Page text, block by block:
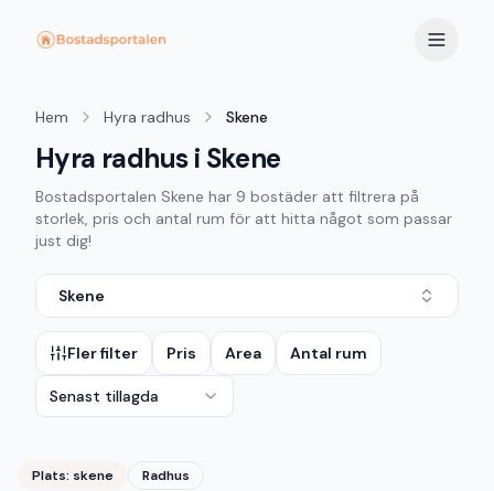
Hem Hyra radhus Skene
Hyra radhus i Skene
Bostadsportalen Skene har 9 bostäder att filtrera på
storlek, pris och antal rum för att hitta något som passar
just dig!
Skene
Fler filter Pris Area Antal rum
Senast tillagda
Plats: skene Radhus